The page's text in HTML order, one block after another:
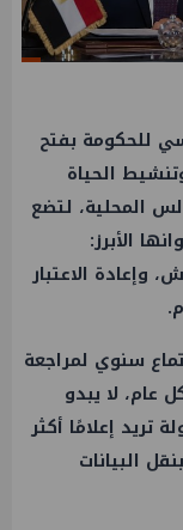
للحكومة بفتح
الحياة
المحلية، لتضع
الأبرز:
وإعادة الاعتبار
سنوي لمراجعة
ديسمبر من كل عام، لا يبدو
تريد إعلامًا أكثر
البيانات